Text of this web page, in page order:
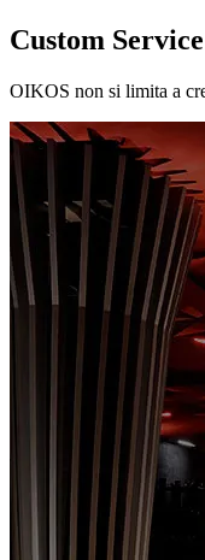
Custom Service
OIKOS non si limita a